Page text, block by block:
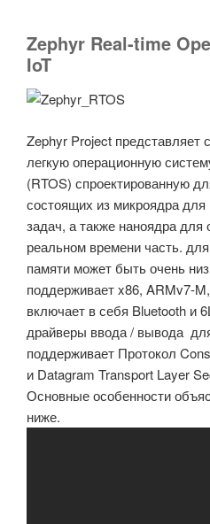
Zephyr Real-time
IoT
Zephyr Project представляет
легкую операционную
(RTOS) спроектированную
состоящих из микроядра
задач, а также наноядра для
реальном времени часть.
памяти может быть очень
поддерживает x86, ARMv7-
включает в себя Bluetooth и
драйверы ввода / вывода
поддерживает Протокол
и Datagram Transport Layer
Основные особенности
ниже.